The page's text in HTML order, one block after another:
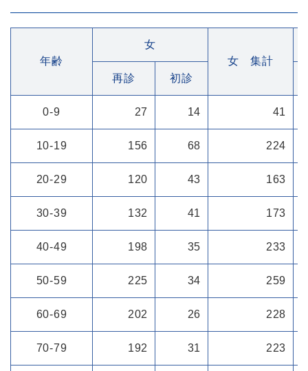
年齢
女
女 集計
再診
初診
0-9 27 14 41
10-19 156 68 224
20-29 120 43 163
30-39 132 41 173
40-49 198 35 233
50-59 225 34 259
60-69 202 26 228
70-79 192 31 223